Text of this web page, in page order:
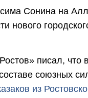
Сонина на
нового
писал, что в
союзных
из